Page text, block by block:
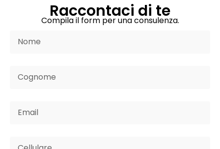
Raccontaci di te
Compila il form per una consulenza.